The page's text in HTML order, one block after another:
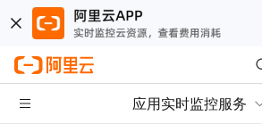
应用实时监控服务